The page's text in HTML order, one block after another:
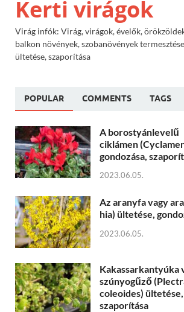
Kerti virágok
Virág infók: Virág, virágok, évelők,
balkon növények, szobanövények
ültetése, szaporítása
POPULAR COMMENTS TAGS
A borostyánlevelű
ciklámen
gondozása,
2023.06.05.
Az aranyfa vagy
hia) ültetése,
2023.06.05.
Kakassarkantyúka
szúnyogűző
coleoides) ültetése,
szaporítása